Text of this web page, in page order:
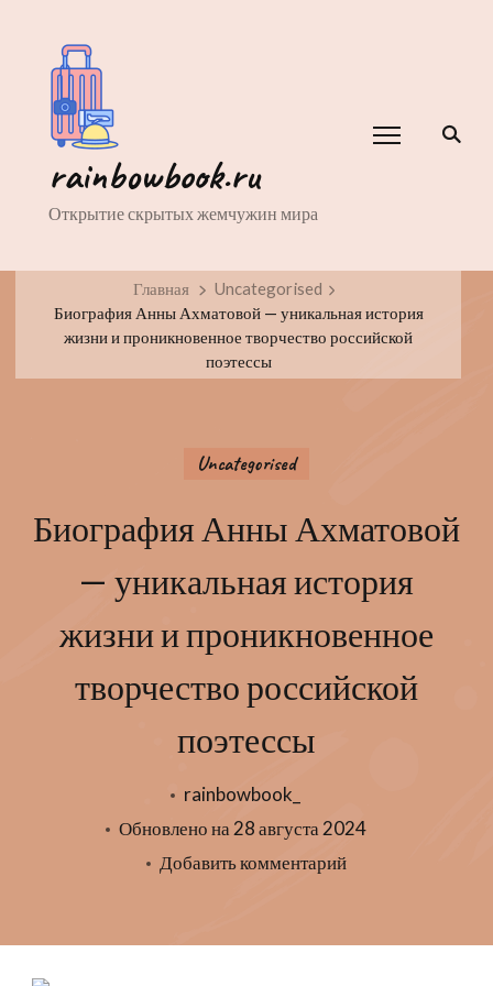
rainbowbook.ru
Открытие скрытых жемчужин мира
Главная
Uncategorised
Биография Анны Ахматовой — уникальная история
жизни и проникновенное творчество российской
поэтессы
Uncategorised
Биография Анны Ахматовой
— уникальная история
жизни и проникновенное
творчество российской
поэтессы
rainbowbook_
Обновлено на 28 августа 2024
Добавить комментарийк